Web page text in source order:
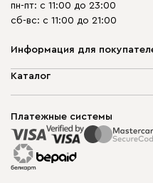
пн-пт: с 11:00 до 23:00
сб-вс: с 11:00 до 21:00
Информация для
О компании
Способы оплаты
Рассрочка и кредит
Гарантия
Карта сайта
Каталог
Корпусная мебель
Распродажа мебели
Платежные системы